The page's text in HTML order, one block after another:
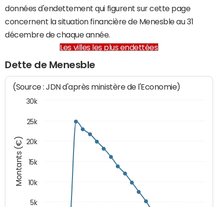
données d'endettement qui figurent sur cette page
concernent la situation financière de Menesble au 31
décembre de chaque année.
Les villes les plus endettées
Dette de Menesble
Montants (€)
(Source : JDN d'après ministère de l'Economie)
5k
10k
15k
20k
25k
30k